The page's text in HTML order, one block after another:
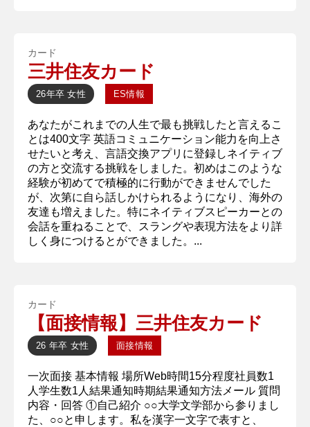
カード
三井住友カード
26年卒 女性 ES情報
あなたがこれまでの人生で最も挑戦したと言えるこ
とは400文字 英語コミュニケーション能力を向上さ
せたいと考え、言語交換アプリに登録しネイティブ
の方と交流する挑戦をしました。初めはこのような
経験が初めてで積極的に行動ができませんでした
が、次第に自ら話しかけられるようになり、海外の
友達も増えました。特にネイティブスピーカーとの
会話を重ねることで、スラングや表現方法をより詳
しく身につけるとができました。...
カード
【面接情報】三井住友カード
26 年卒 女性 面接情報
一次面接 基本情報 場所Web時間15分程度社員数1
人学生数1人結果通知時期結果通知方法メール 質問
内容・回答 ①自己紹介 ○○大学文学部から参りまし
た、○○と申します。私を漢字一文字で表すと、